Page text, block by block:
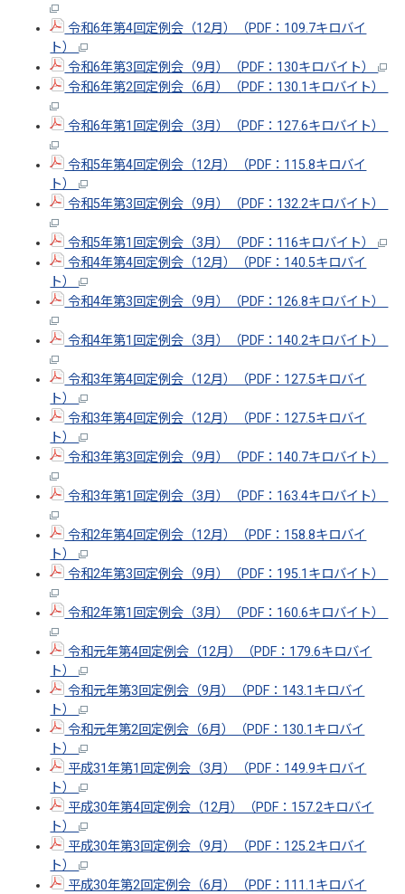
令和6年第4回定例会（12月）（PDF：109.7キロバイ
ト）
令和6年第3回定例会（9月）（PDF：130キロバイト）
令和6年第2回定例会（6月）（PDF：130.1キロバイト）
令和6年第1回定例会（3月）（PDF：127.6キロバイト）
令和5年第4回定例会（12月）（PDF：115.8キロバイ
ト）
令和5年第3回定例会（9月）（PDF：132.2キロバイト）
令和5年第1回定例会（3月）（PDF：116キロバイト）
令和4年第4回定例会（12月）（PDF：140.5キロバイ
ト）
令和4年第3回定例会（9月）（PDF：126.8キロバイト）
令和4年第1回定例会（3月）（PDF：140.2キロバイト）
令和3年第4回定例会（12月）（PDF：127.5キロバイ
ト）
令和3年第4回定例会（12月）（PDF：127.5キロバイ
ト）
令和3年第3回定例会（9月）（PDF：140.7キロバイト）
令和3年第1回定例会（3月）（PDF：163.4キロバイト）
令和2年第4回定例会（12月）（PDF：158.8キロバイ
ト）
令和2年第3回定例会（9月）（PDF：195.1キロバイト）
令和2年第1回定例会（3月）（PDF：160.6キロバイト）
令和元年第4回定例会（12月）（PDF：179.6キロバイ
ト）
令和元年第3回定例会（9月）（PDF：143.1キロバイ
ト）
令和元年第2回定例会（6月）（PDF：130.1キロバイ
ト）
平成31年第1回定例会（3月）（PDF：149.9キロバイ
ト）
平成30年第4回定例会（12月）（PDF：157.2キロバイ
ト）
平成30年第3回定例会（9月）（PDF：125.2キロバイ
ト）
平成30年第2回定例会（6月）（PDF：111.1キロバイ